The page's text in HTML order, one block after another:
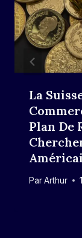
La
Plan De
ParArthur